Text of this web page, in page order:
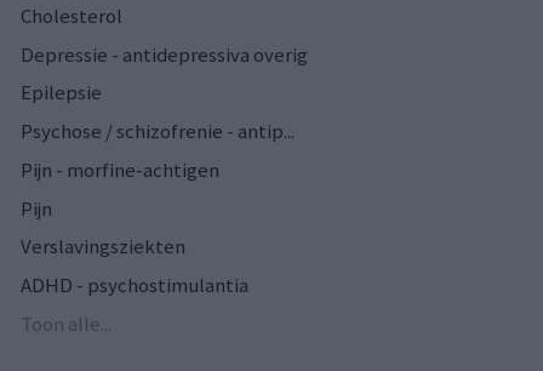
Cholesterol
Depressie - antidepressiva overig
Epilepsie
Psychose / schizofrenie - antip...
Pijn - morfine-achtigen
Pijn
Verslavingsziekten
ADHD - psychostimulantia
Toon alle...